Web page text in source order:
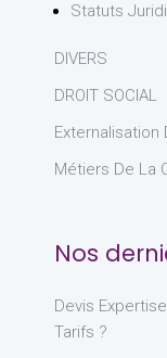
Statuts
DIVERS
DROIT SOCIAL
Externalisation
Métiers De La
Nos
Devis
Tarifs ?